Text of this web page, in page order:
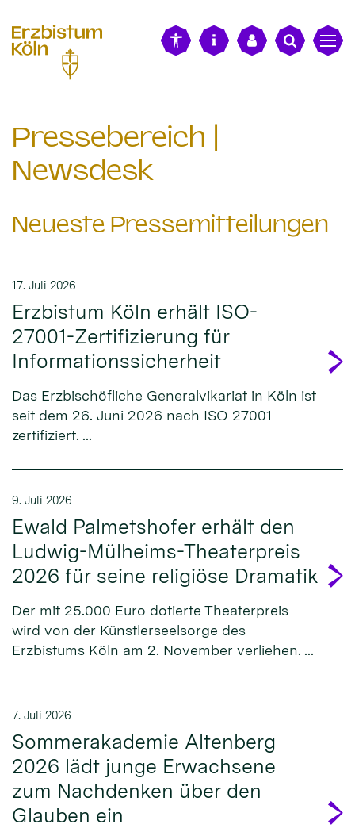
Pressebereich |
Newsdesk
Neueste Pressemitteilungen
Erzbistum Köln erhält ISO-
27001-Zertifizierung für
Informationssicherheit
17. Juli 2026
Das Erzbischöfliche Generalvikariat in Köln ist
seit dem 26. Juni 2026 nach ISO 27001
zertifiziert. ...
Ewald Palmetshofer erhält den
Ludwig-Mülheims-Theaterpreis
2026 für seine religiöse Dramatik
9. Juli 2026
Der mit 25.000 Euro dotierte Theaterpreis
wird von der Künstlerseelsorge des
Erzbistums Köln am 2. November verliehen. ...
Sommerakademie Altenberg
2026 lädt junge Erwachsene
zum Nachdenken über den
Glauben ein
7. Juli 2026